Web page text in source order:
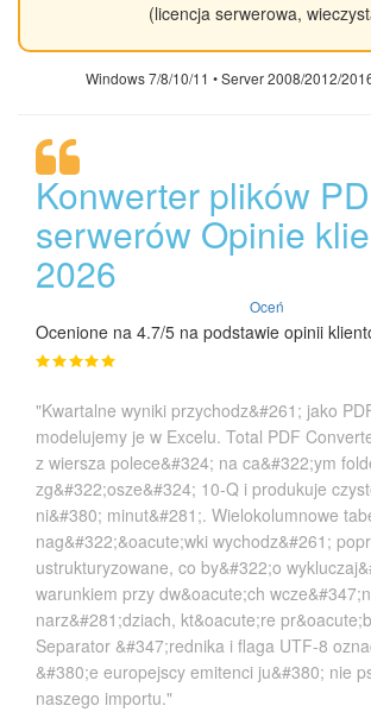
(licencja serwerowa,
Windows 7/8/10/11 • Server 2008/2012/
Konwerter plików
serwerów Opinie
2026
Oceń
Ocenione na 4.7/5 na podstawie opinii
"Kwartalne wyniki przychodz&#261; jako
modelujemy je w Excelu. Total PDF
z wiersza polece&#324; na ca&#322;ym
zg&#322;osze&#324; 10-Q i produkuje
ni&#380; minut&#281;. Wielokolumnowe
nag&#322;&oacute;wki wychodz&#261;
ustrukturyzowane, co by&#322;o
warunkiem przy dw&oacute;ch
narz&#281;dziach, kt&oacute;re
Separator &#347;rednika i flaga UTF-8
&#380;e europejscy emitenci ju&#380; nie
naszego importu."